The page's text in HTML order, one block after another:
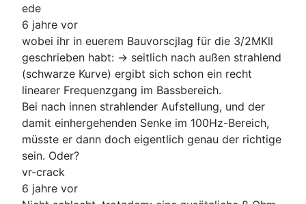
ede
6 jahre vor
wobei ihr in euerem Bauvorscjlag für die 3/2MKll
geschrieben habt: -> seitlich nach außen strahlend
(schwarze Kurve) ergibt sich schon ein recht
linearer Frequenzgang im Bassbereich.
Bei nach innen strahlender Aufstellung, und der
damit einhergehenden Senke im 100Hz-Bereich,
müsste er dann doch eigentlich genau der richtige
sein. Oder?
vr-crack
6 jahre vor